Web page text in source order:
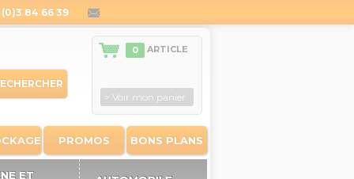
84 66 39
PROMOS BONS PLANS
0 ARTICLE
> Voir mon panier
ET